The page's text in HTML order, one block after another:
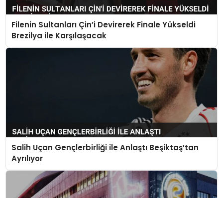
Filenin Sultanları Çin’i Devirerek Finale Yükseldi
Brezilya ile Karşılaşacak
Salih Uçan Gençlerbirliği ile Anlaştı Beşiktaş’tan
Ayrılıyor